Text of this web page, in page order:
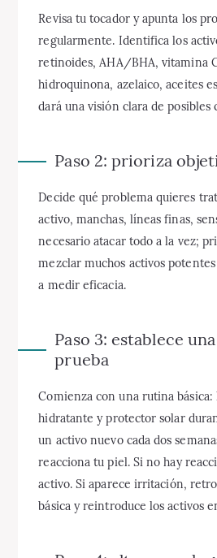
Revisa tu tocador y apunta los
regularmente. Identifica los
retinoides, AHA/BHA, vitamina
hidroquinona, azelaico, aceites
dará una visión clara de posibles
Paso 2: prioriza
Decide qué problema quieres
activo, manchas, líneas finas,
necesario atacar todo a la vez;
mezclar muchos activos
a medir eficacia.
Paso 3: establece
prueba
Comienza con una rutina básica:
hidratante y protector solar
un activo nuevo cada dos
reacciona tu piel. Si no hay
activo. Si aparece irritación,
básica y reintroduce los activos